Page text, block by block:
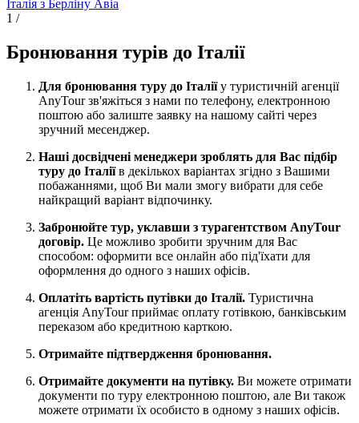
Італія з Берліну Авіа
1 /
Бронювання турів до Італії
Для бронювання туру до Італіїу туристичній агенції
AnyTour зв'яжіться з нами по телефону, електронною
поштою або залиште заявку на нашому сайті через
зручний месенджер.
Наші досвідчені менеджери зроблять для Вас підбір
туру до Італіїв декількох варіантах згідно з Вашими
побажаннями, щоб Ви мали змогу вибрати для себе
найкращий варіант відпочинку.
Забронюйте тур, уклавши з турагентством AnyTour
договір. Це можливо зробити зручним для Вас
способом: оформити все онлайн або під'їхати для
оформлення до одного з наших офісів.
Оплатіть вартість путівки до Італії. Туристична
агенція AnyTour приймає оплату готівкою, банківським
переказом або кредитною карткою.
Отримайте підтвердження бронювання.
Отримайте документи на путівку. Ви можете отримати
документи по туру електронною поштою, але Ви також
можете отримати їх особисто в одному з наших офісів.